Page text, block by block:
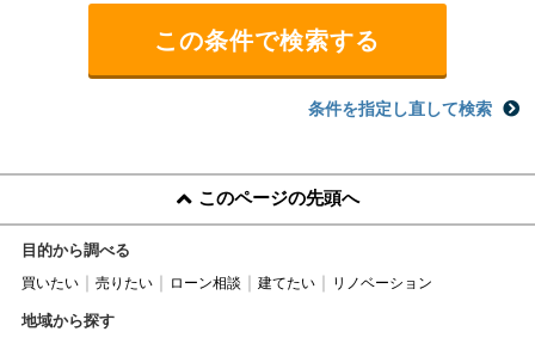
条件を指定し直して検索
このページの先頭へ
目的から調べる
買いたい 売りたい ローン相談 建てたい リノベーション
地域から探す